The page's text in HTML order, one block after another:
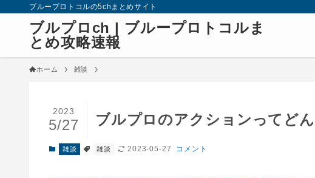
ブループロトコルの5chまとめサイト
ブルプロch | ブループロトコルま
とめ攻略速報
ホーム 雑談
ブルプロのアクションってど
2023
5/27
雑談 雑談 2023-05-27 コメント